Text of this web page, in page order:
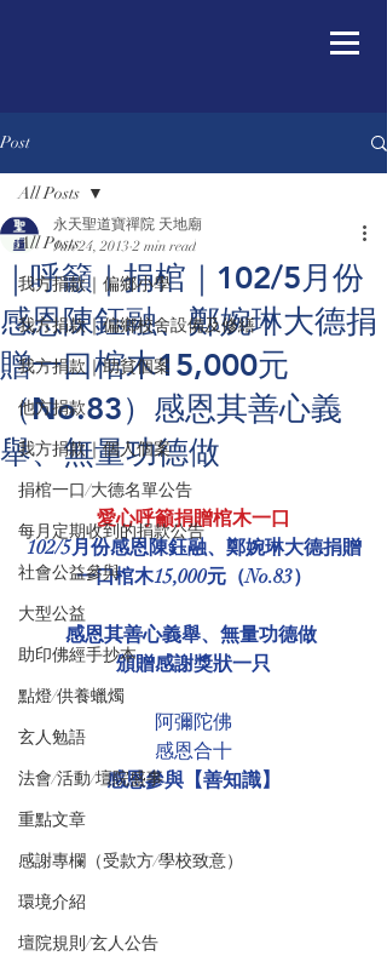
Post
All Posts
我方捐款｜偏鄉小學
我方捐款｜偏鄉校舍設備及修繕
我方捐款｜助貧個案
他方捐款
我方捐款｜個人個案
捐棺一口/大德名單公告
每月定期收到的捐款公告
社會公益參與
大型公益
助印佛經手抄本
點燈/供養蠟燭
玄人勉語
法會/活動/壇院盛事
重點文章
感謝專欄（受款方/學校致意）
環境介紹
壇院規則/玄人公告
All Posts
｜呼籲｜捐棺｜102/5月份
感恩陳鈺融、鄭婉琳大德捐
贈一口棺木15,000元
（No.83）感恩其善心義
舉、無量功德做
永天聖道寶禪院 天地廟
Jun 24, 2013 2 min read
愛心呼籲捐贈棺木一口
102/5月份感恩陳鈺融、鄭婉琳大德捐贈
一口棺木15,000元（No.83）
感恩其善心義舉、無量功德做
頒贈感謝獎狀一只
阿彌陀佛
感恩合十
感恩參與【善知識】